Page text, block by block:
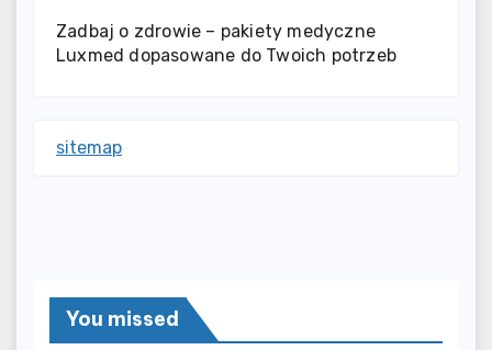
Zadbaj o zdrowie – pakiety medyczne
Luxmed dopasowane do Twoich potrzeb
sitemap
You missed